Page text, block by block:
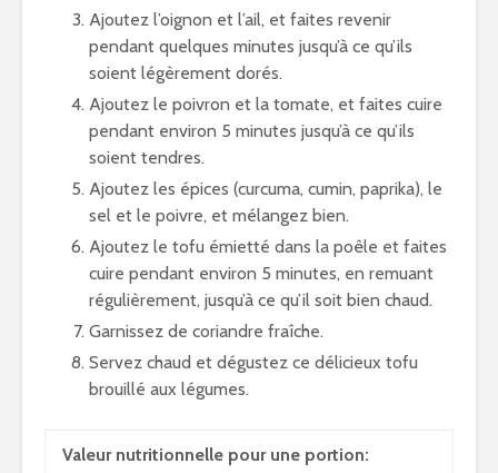
Ajoutez l’oignon et l’ail, et faites revenir
pendant quelques minutes jusqu’à ce qu’ils
soient légèrement dorés.
Ajoutez le poivron et la tomate, et faites cuire
pendant environ 5 minutes jusqu’à ce qu’ils
soient tendres.
Ajoutez les épices (curcuma, cumin, paprika), le
sel et le poivre, et mélangez bien.
Ajoutez le tofu émietté dans la poêle et faites
cuire pendant environ 5 minutes, en remuant
régulièrement, jusqu’à ce qu’il soit bien chaud.
Garnissez de coriandre fraîche.
Servez chaud et dégustez ce délicieux tofu
brouillé aux légumes.
Valeur nutritionnelle pour une portion: